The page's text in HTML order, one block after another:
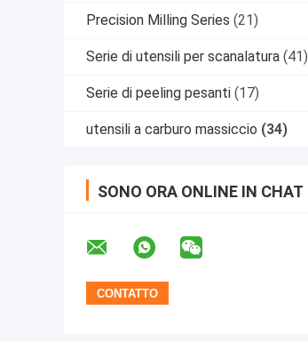
Precision Milling Series (21)
Serie di utensili per scanalatura (41)
Serie di peeling pesanti (17)
utensili a carburo massiccio (34)
SONO ORA ONLINE IN CHAT